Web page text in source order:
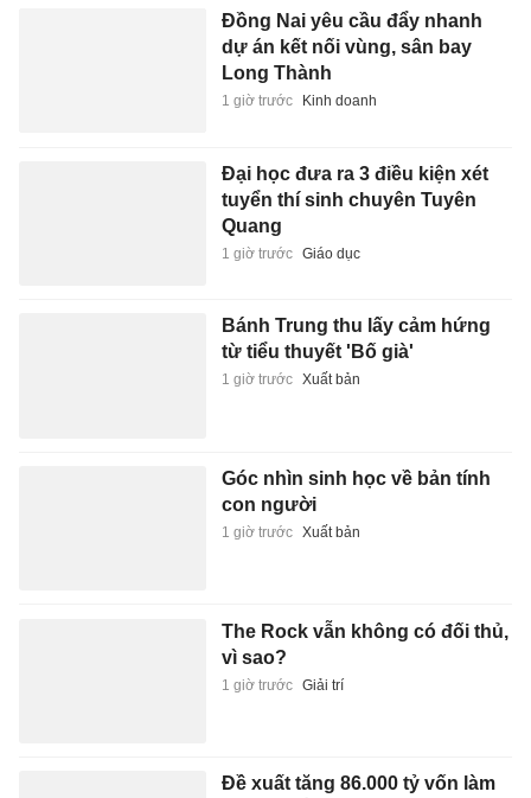
Đồng Nai yêu cầu đẩy nhanh
dự án kết nối vùng, sân bay
Long Thành
1 giờ trước Kinh doanh
Đại học đưa ra 3 điều kiện xét
tuyển thí sinh chuyên Tuyên
Quang
1 giờ trước Giáo dục
Bánh Trung thu lấy cảm hứng
từ tiểu thuyết 'Bố già'
1 giờ trước Xuất bản
Góc nhìn sinh học về bản tính
con người
1 giờ trước Xuất bản
The Rock vẫn không có đối thủ,
vì sao?
1 giờ trước Giải trí
Đề xuất tăng 86.000 tỷ vốn làm